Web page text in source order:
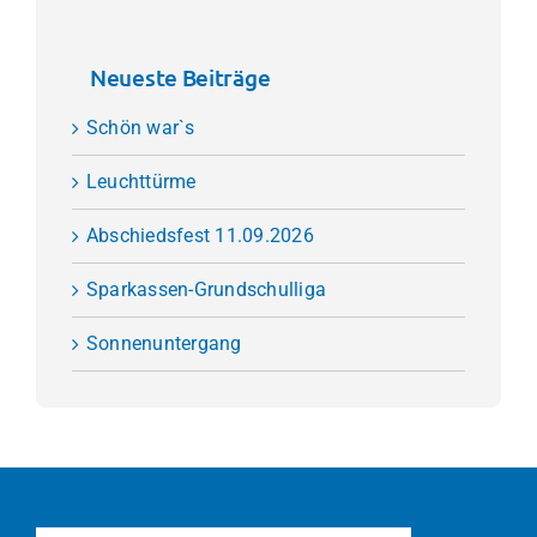
Neueste Beiträge
Schön war`s
Leuchttürme
Abschiedsfest 11.09.2026
Sparkassen-Grundschulliga
Sonnenuntergang